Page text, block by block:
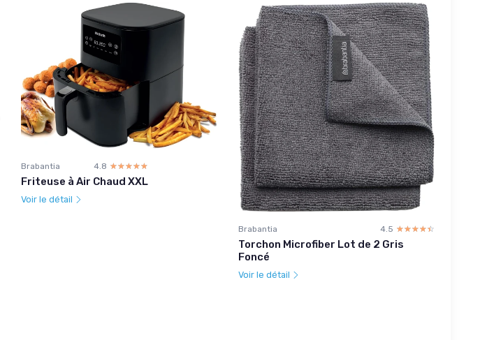
Brabantia 4.8 ☆☆☆☆☆
★★★★★
Friteuse à Air Chaud XXL
Voir le détail
Brabantia 4.5 ☆☆☆☆☆
★★★★★
Torchon Microfiber Lot de 2 Gris
Foncé
Voir le détail